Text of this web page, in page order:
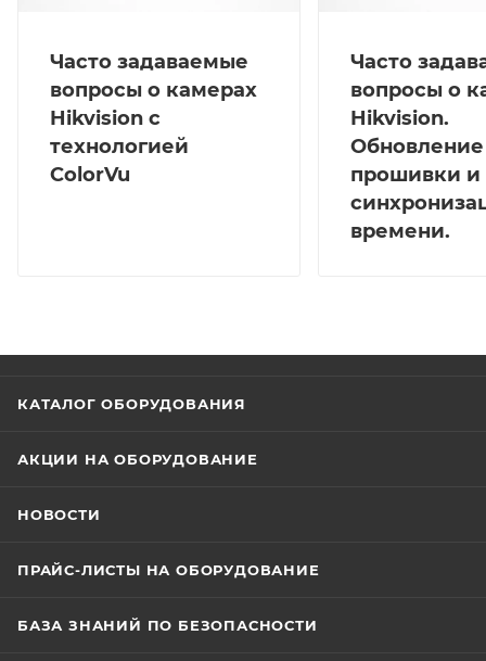
Часто задаваемые
вопросы о камерах
Hikvision с
технологией
ColorVu
Часто
вопросы о
Hikvision.
Обновление
прошивки и
времени.
КАТАЛОГ ОБОРУДОВАНИЯ
АКЦИИ НА ОБОРУДОВАНИЕ
НОВОСТИ
ПРАЙС-ЛИСТЫ НА ОБОРУДОВАНИЕ
БАЗА ЗНАНИЙ ПО БЕЗОПАСНОСТИ